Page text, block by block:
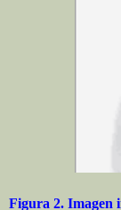
Figura 2. Imagen